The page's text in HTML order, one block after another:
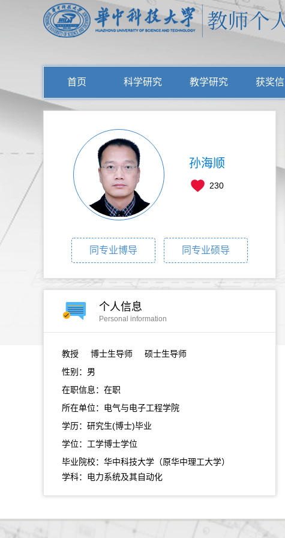
首页 科学研究 教学研究 获奖
孙海顺
230
同专业博导 同专业硕导
个人信息
Personal information
教授
博士生导师 硕士生导师
性别：男
在职信息：在职
所在单位：电气与电子工程学院
学历：研究生(博士)毕业
学位：工学博士学位
毕业院校：华中科技大学（原华中理工大学）
学科：电力系统及其自动化